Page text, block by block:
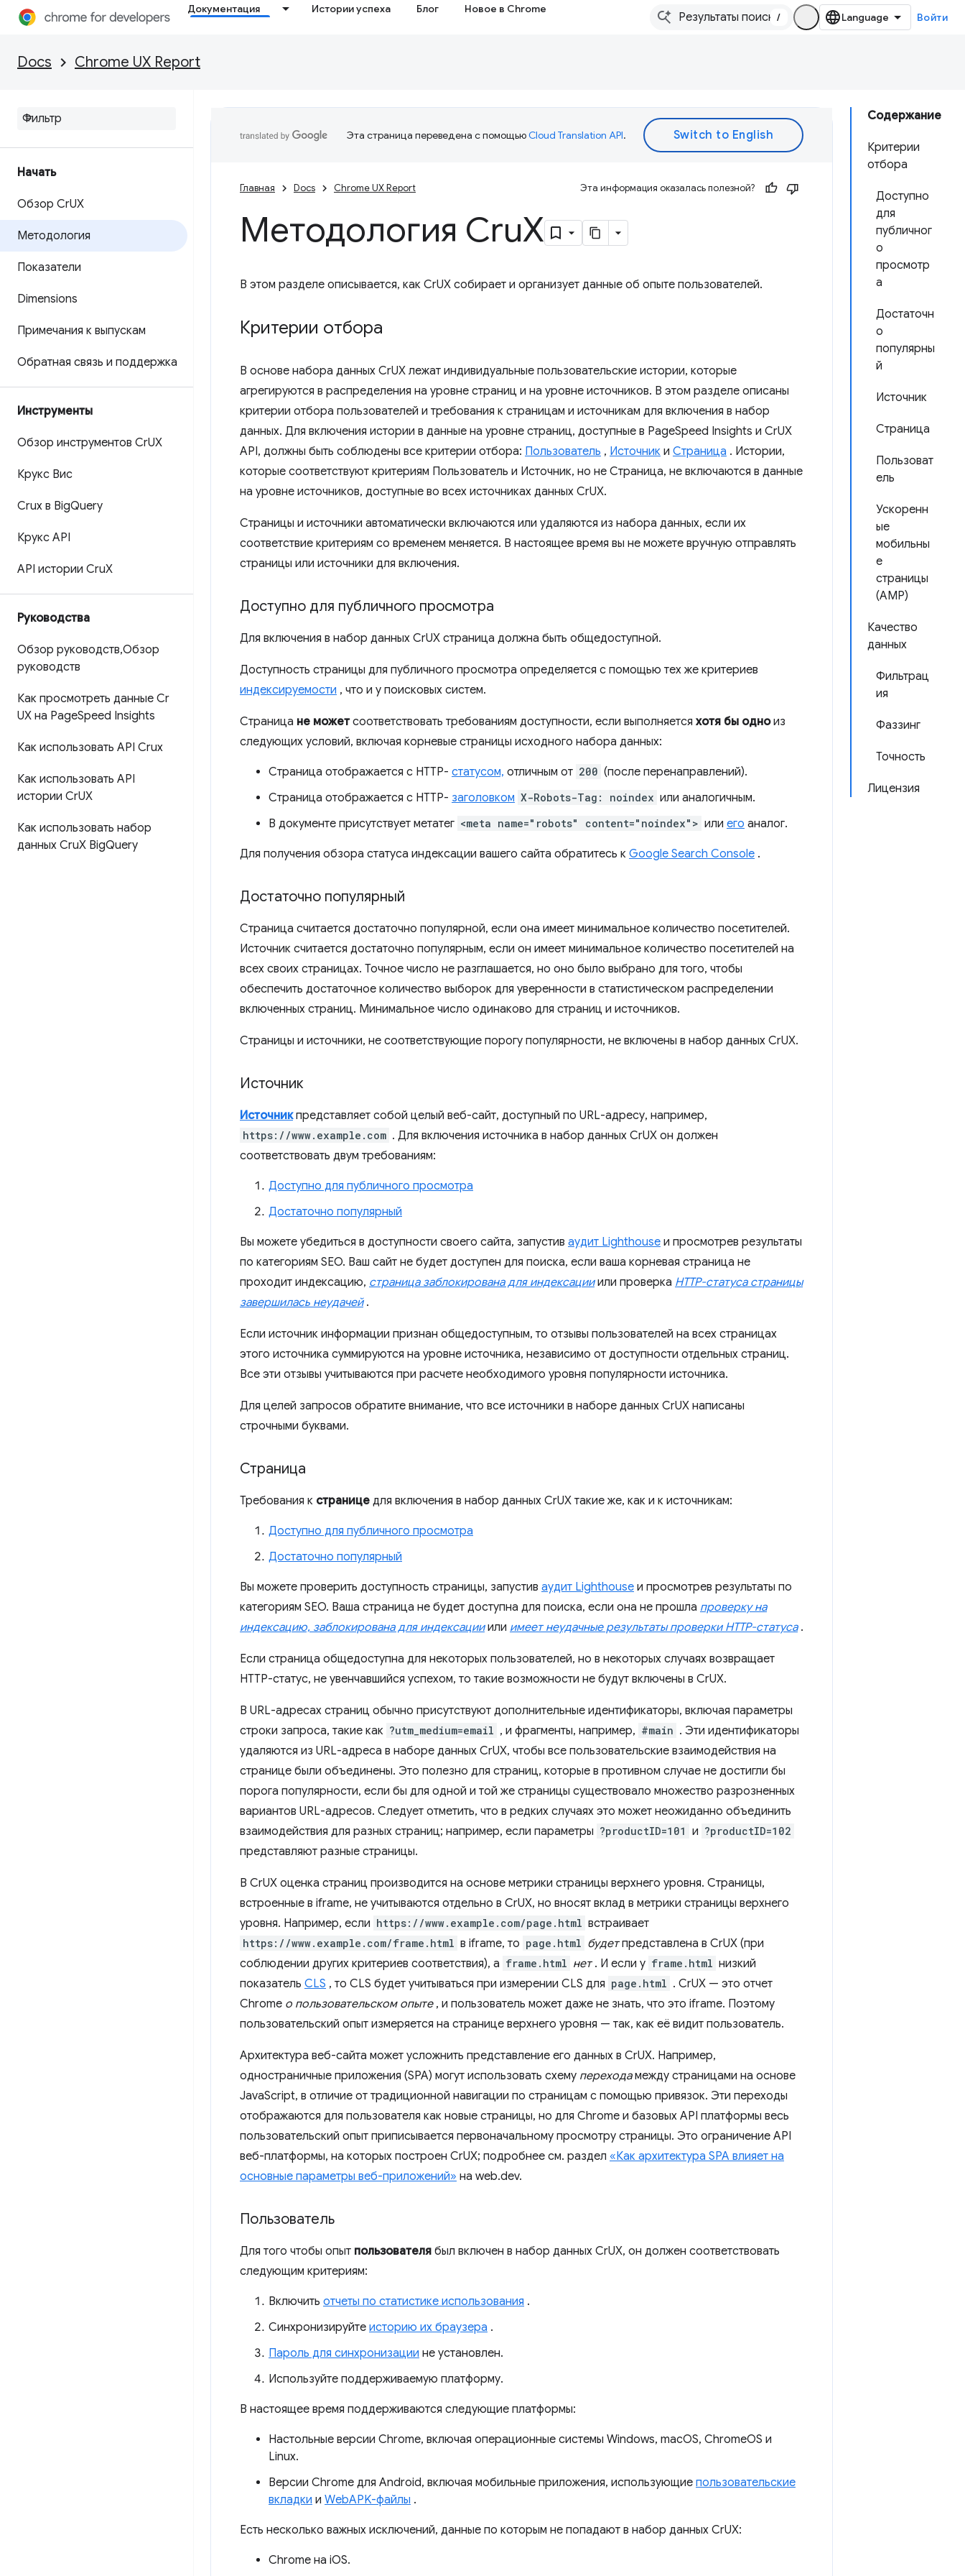
Документация Истории успеха Блог Новое в Chrome
/ Войти
Docs Chrome UX Report
Начать
Обзор CrUX
Методология
Показатели
Dimensions
Примечания к выпускам
Обратная связь и поддержка
Инструменты
Обзор инструментов CrUX
Крукс Вис
Crux в BigQuery
Крукс API
API истории CruX
Руководства
Обзор руководств,Обзор
руководств
Как просмотреть данные Cr
UX на PageSpeed ​​Insights
Как использовать API Crux
Как использовать API
истории CrUX
Как использовать набор
данных CruX BigQuery
Содержание
Критерии
отбора
Доступно
для
публичног
о
просмотр
а
Достаточн
о
популярны
й
Источник
Страница
Пользоват
ель
Ускоренн
ые
мобильны
е
страницы
(AMP)
Качество
данных
Фильтрац
ия
Фаззинг
Точность
Лицензия
Эта страница переведена с помощьюCloud Translation API.
Главная Docs Chrome UX Report Эта информация оказалась полезной?
Методология CruX
В этом разделе описывается, как CrUX собирает и организует данные об опыте пользователей.
Критерии отбора
В основе набора данных CrUX лежат индивидуальные пользовательские истории, которые
агрегируются в распределения на уровне страниц и на уровне источников. В этом разделе описаны
критерии отбора пользователей и требования к страницам и источникам для включения в набор
данных. Для включения истории в данные на уровне страниц, доступные в PageSpeed ​​Insights и CrUX
API, должны быть соблюдены все критерии отбора: Пользователь , Источник и Страница . Истории,
которые соответствуют критериям Пользователь и Источник, но не Страница, не включаются в данные
на уровне источников, доступные во всех источниках данных CrUX.
Страницы и источники автоматически включаются или удаляются из набора данных, если их
соответствие критериям со временем меняется. В настоящее время вы не можете вручную отправлять
страницы или источники для включения.
Доступно для публичного просмотра
Для включения в набор данных CrUX страница должна быть общедоступной.
Доступность страницы для публичного просмотра определяется с помощью тех же критериев
индексируемости , что и у поисковых систем.
Страница не можетсоответствовать требованиям доступности, если выполняется хотя бы одноиз
следующих условий, включая корневые страницы исходного набора данных:
Страница отображается с HTTP- статусом, отличным от 200 (после перенаправлений).
Страница отображается с HTTP- заголовком X-Robots-Tag: noindex или аналогичным.
В документе присутствует метатег <meta name="robots" content="noindex"> или его аналог.
Для получения обзора статуса индексации вашего сайта обратитесь к Google Search Console .
Достаточно популярный
Страница считается достаточно популярной, если она имеет минимальное количество посетителей.
Источник считается достаточно популярным, если он имеет минимальное количество посетителей на
всех своих страницах. Точное число не разглашается, но оно было выбрано для того, чтобы
обеспечить достаточное количество выборок для уверенности в статистическом распределении
включенных страниц. Минимальное число одинаково для страниц и источников.
Страницы и источники, не соответствующие порогу популярности, не включены в набор данных CrUX.
Источник
Источникпредставляет собой целый веб-сайт, доступный по URL-адресу, например,
https://www.example.com . Для включения источника в набор данных CrUX он должен
соответствовать двум требованиям:
Доступно для публичного просмотра
Достаточно популярный
Вы можете убедиться в доступности своего сайта, запустив аудит Lighthouse и просмотрев результаты
по категориям SEO. Ваш сайт не будет доступен для поиска, если ваша корневая страница не
проходит индексацию, страница заблокирована для индексацииили проверка HTTP-статуса страницы
завершилась неудачей.
Если источник информации признан общедоступным, то отзывы пользователей на всех страницах
этого источника суммируются на уровне источника, независимо от доступности отдельных страниц.
Все эти отзывы учитываются при расчете необходимого уровня популярности источника.
Для целей запросов обратите внимание, что все источники в наборе данных CrUX написаны
строчными буквами.
Страница
Требования к странице для включения в набор данных CrUX такие же, как и к источникам:
Доступно для публичного просмотра
Достаточно популярный
Вы можете проверить доступность страницы, запустив аудит Lighthouse и просмотрев результаты по
категориям SEO. Ваша страница не будет доступна для поиска, если она не прошла проверку на
индексацию, заблокирована для индексацииили имеет неудачные результаты проверки HTTP-статуса.
Если страница общедоступна для некоторых пользователей, но в некоторых случаях возвращает
HTTP-статус, не увенчавшийся успехом, то такие возможности не будут включены в CrUX.
В URL-адресах страниц обычно присутствуют дополнительные идентификаторы, включая параметры
строки запроса, такие как ?utm_medium=email , и фрагменты, например, #main . Эти идентификаторы
удаляются из URL-адреса в наборе данных CrUX, чтобы все пользовательские взаимодействия на
странице были объединены. Это полезно для страниц, которые в противном случае не достигли бы
порога популярности, если бы для одной и той же страницы существовало множество разрозненных
вариантов URL-адресов. Следует отметить, что в редких случаях это может неожиданно объединить
взаимодействия для разных страниц; например, если параметры ?productID=101 и ?productID=102
представляют разные страницы.
В CrUX оценка страниц производится на основе метрики страницы верхнего уровня. Страницы,
встроенные в iframe, не учитываются отдельно в CrUX, но вносят вклад в метрики страницы верхнего
уровня. Например, если https://www.example.com/page.html встраивает
https://www.example.com/frame.html в iframe, то page.html будетпредставлена ​​в CrUX (при
соблюдении других критериев соответствия), а frame.html нет. И если у frame.html низкий
показатель CLS , то CLS будет учитываться при измерении CLS для page.html . CrUX — это отчет
Chrome о пользовательском опыте, и пользователь может даже не знать, что это iframe. Поэтому
пользовательский опыт измеряется на странице верхнего уровня — так, как её видит пользователь.
Архитектура веб-сайта может усложнить представление его данных в CrUX. Например,
одностраничные приложения (SPA) могут использовать схему переходамежду страницами на основе
JavaScript, в отличие от традиционной навигации по страницам с помощью привязок. Эти переходы
отображаются для пользователя как новые страницы, но для Chrome и базовых API платформы весь
пользовательский опыт приписывается первоначальному просмотру страницы. Это ограничение API
веб-платформы, на которых построен CrUX; подробнее см. раздел «Как архитектура SPA влияет на
основные параметры веб-приложений» на web.dev.
Пользователь
Для того чтобы опыт пользователя был включен в набор данных CrUX, он должен соответствовать
следующим критериям:
Включить отчеты по статистике использования .
Синхронизируйте историю их браузера .
Пароль для синхронизации не установлен.
Используйте поддерживаемую платформу.
В настоящее время поддерживаются следующие платформы:
Настольные версии Chrome, включая операционные системы Windows, macOS, ChromeOS и
Linux.
Версии Chrome для Android, включая мобильные приложения, использующие пользовательские
вкладки и WebAPK-файлы .
Есть несколько важных исключений, данные по которым не попадают в набор данных CrUX:
Chrome на iOS.